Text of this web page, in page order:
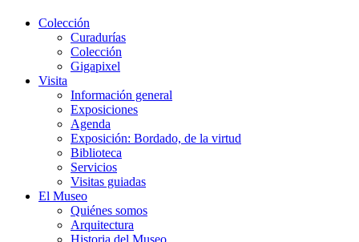
Colección
Curadurías
Colección
Gigapixel
Visita
Información general
Exposiciones
Agenda
Exposición: Bordado, de la virtud
Biblioteca
Servicios
Visitas guiadas
El Museo
Quiénes somos
Arquitectura
Historia del Museo